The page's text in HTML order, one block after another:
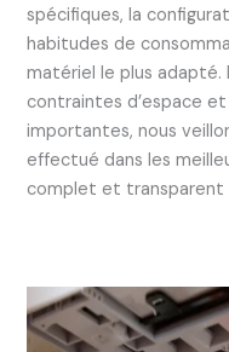
spécifiques, la
habitudes de
matériel le plus adapté.
contraintes d’espace
importantes, nous
effectué dans les
complet et transparent